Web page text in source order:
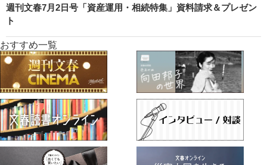
週刊文春7月2日号「資産運用・相続特集」資料請求＆プレゼン
ト
おすすめ一覧